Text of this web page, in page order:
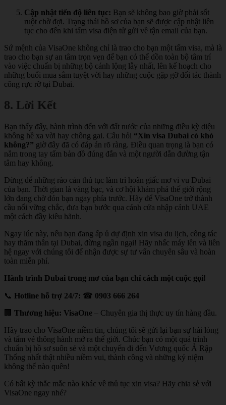
Cập nhật tiến độ liên tục: Bạn sẽ không bao giờ phải sốt
ruột chờ đợi. Trạng thái hồ sơ của bạn sẽ được cập nhật liên
tục cho đến khi tấm visa điện tử gửi về tận email của bạn.
Sứ mệnh của VisaOne không chỉ là trao cho bạn một tấm visa, mà là
trao cho bạn sự an tâm trọn vẹn để bạn có thể dồn toàn bộ tâm trí
vào việc chuẩn bị những bộ cánh lộng lẫy nhất, lên kế hoạch cho
những buổi mua sắm tuyệt vời hay những cuộc gặp gỡ đối tác thành
công rực rỡ tại Dubai.
8. Lời Kết
Bạn thấy đấy, hành trình đến với đất nước của những điều kỳ diệu
không hề xa vời hay chông gai. Câu hỏi “Xin visa Dubai có khó
không?” giờ đây đã có đáp án rõ ràng. Điều quan trọng là bạn có
nắm trong tay tấm bản đồ đúng đắn và một người dẫn đường tận
tâm hay không.
Đừng để những rào cản thủ tục làm trì hoãn giấc mơ vi vu Dubai
của bạn. Thời gian là vàng bạc, và cơ hội khám phá thế giới rộng
lớn đang chờ đón bạn ngay phía trước. Hãy để VisaOne trở thành
cầu nối vững chắc, đưa bạn bước qua cánh cửa nhập cảnh UAE
một cách đầy kiêu hãnh.
Ngay lúc này, nếu bạn đang ấp ủ dự định xin visa du lịch, công tác
hay thăm thân tại Dubai, đừng ngần ngại! Hãy nhấc máy lên và liên
hệ ngay với chúng tôi để nhận được sự tư vấn chuyên sâu và hoàn
toàn miễn phí.
Hành trình Dubai trong mơ của bạn chỉ cách một cuộc gọi!
📞 Hotline hỗ trợ 24/7: ☎ 0903 666 264
🏢 Thương hiệu: VisaOne – Chuyên gia thị thực uy tín hàng đầu.
Hãy trao cho VisaOne niềm tin, chúng tôi sẽ gửi lại bạn sự hài lòng
và tấm vé thông hành mở ra thế giới. Chúc bạn có một quá trình
chuẩn bị hồ sơ suôn sẻ và một chuyến đi đến Vương quốc Ả Rập
Thống nhất thật nhiều niềm vui, thành công và những kỷ niệm
không thể nào quên!
Có bất kỳ thắc mắc nào khác về thủ tục xin visa? Hãy chia sẻ với
VisaOne ngay nhé?